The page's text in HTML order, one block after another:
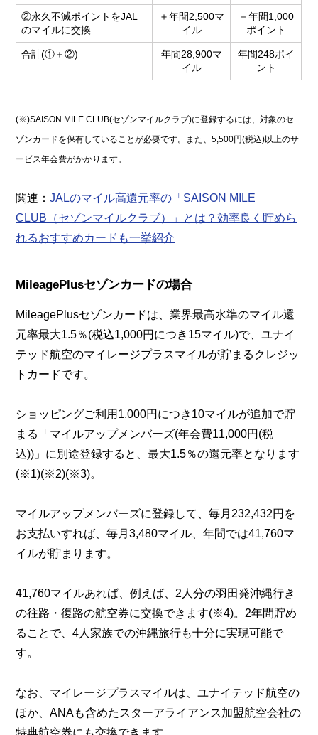
②永久不滅ポイントをJAL
のマイルに交換
＋年間2,500マ
イル
－年間1,000
ポイント
合計(①＋②)
年間28,900マ
イル
年間248ポイ
ント
(※)SAISON MILE CLUB(セゾンマイルクラブ)に登録するには、対象のセ
ゾンカードを保有していることが必要です。また、5,500円(税込)以上のサ
ービス年会費がかかります。
関連：JALのマイル高還元率の「SAISON MILE
CLUB（セゾンマイルクラブ）」とは？効率良く貯めら
れるおすすめカードも一挙紹介
MileagePlusセゾンカードの場合
MileagePlusセゾンカードは、業界最高水準のマイル還
元率最大1.5％(税込1,000円につき15マイル)で、ユナイ
テッド航空のマイレージプラスマイルが貯まるクレジッ
トカードです。
ショッピングご利用1,000円につき10マイルが追加で貯
まる「マイルアップメンバーズ(年会費11,000円(税
込))」に別途登録すると、最大1.5％の還元率となります
(※1)(※2)(※3)。
マイルアップメンバーズに登録して、毎月232,432円を
お支払いすれば、毎月3,480マイル、年間では41,760マ
イルが貯まります。
41,760マイルあれば、例えば、2人分の羽田発沖縄行き
の往路・復路の航空券に交換できます(※4)。2年間貯め
ることで、4人家族での沖縄旅行も十分に実現可能で
す。
なお、マイレージプラスマイルは、ユナイテッド航空の
ほか、ANAも含めたスターアライアンス加盟航空会社の
特典航空券にも交換できます。